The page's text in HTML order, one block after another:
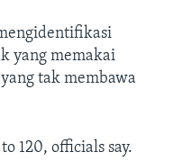
yang memakai
tak membawa
120, officials say.